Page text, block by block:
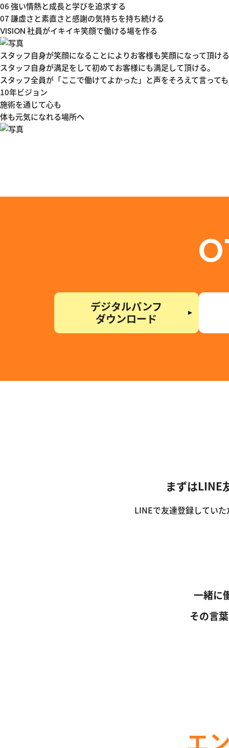
06強い情熱と成長と学びを追求する
07謙虚さと素直さと感謝の気持ちを持ち続ける
VISION社員がイキイキ笑顔で働ける場を作る
スタッフ自身が笑顔になることによりお客様も笑顔になって頂け
スタッフ自身が満足をして初めてお客様にも満足して頂ける。
スタッフ全員が「ここで働けてよかった」と声をそろえて言って
10年ビジョン
施術を通じて心も
体も元気になれる場所へ
デジタルパンフ
ダウンロード
まずはLINE
LINEで友達登録してい
一緒に
その言
エ